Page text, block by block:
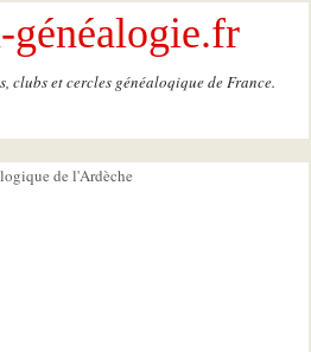
clubs et cercles généaloqique de France.
de l'Ardèche